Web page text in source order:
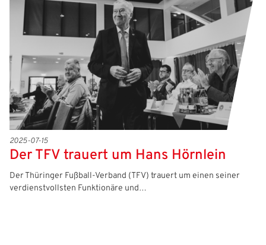
2025-07-15
Der TFV trauert um Hans Hörnlein
Der Thüringer Fußball-Verband (TFV) trauert um einen seiner
verdienstvollsten Funktionäre und…